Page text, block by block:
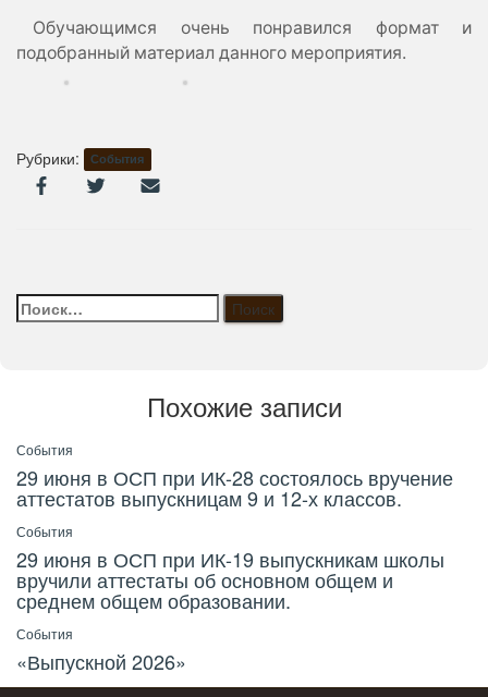
Обучающимся очень понравился формат и
подобранный материал данного мероприятия.
Рубрики: События
Найти:
Похожие записи
События
29 июня в ОСП при ИК-28 состоялось вручение
аттестатов выпускницам 9 и 12-х классов.
События
29 июня в ОСП при ИК-19 выпускникам школы
вручили аттестаты об основном общем и
среднем общем образовании.
События
«Выпускной 2026»